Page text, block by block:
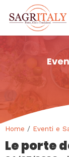
Home / Eventi e
Le porte